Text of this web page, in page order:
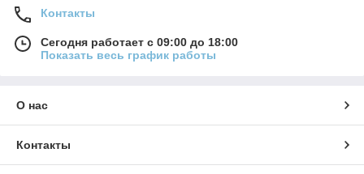
Контакты
Сегодня работает с 09:00 до 18:00
Показать весь график работы
О нас
Контакты